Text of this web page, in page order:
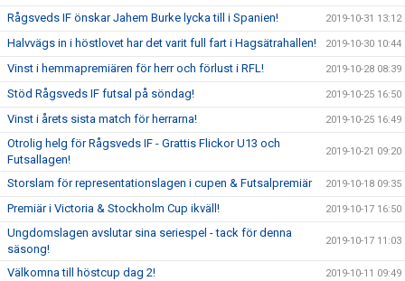
Rågsveds IF önskar Jahem Burke lycka till i Spanien! 2019-10-31 13:12
Halvvägs in i höstlovet har det varit full fart i Hagsätrahallen! 2019-10-30 10:44
Vinst i hemmapremiären för herr och förlust i RFL! 2019-10-28 08:39
Stöd Rågsveds IF futsal på söndag! 2019-10-25 16:50
Vinst i årets sista match för herrarna! 2019-10-25 16:49
Otrolig helg för Rågsveds IF - Grattis Flickor U13 och
Futsallagen!
2019-10-21 09:20
Storslam för representationslagen i cupen & Futsalpremiär 2019-10-18 09:35
Premiär i Victoria & Stockholm Cup ikväll! 2019-10-17 16:50
Ungdomslagen avslutar sina seriespel - tack för denna
säsong!
2019-10-17 11:03
Välkomna till höstcup dag 2! 2019-10-11 09:49